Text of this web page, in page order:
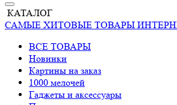
КАТАЛОГ
САМЫЕ ХИТОВЫЕ ТОВАРЫ
ВСЕ ТОВАРЫ
Новинки
Картины на заказ
1000 мелочей
Гаджеты и аксессуары